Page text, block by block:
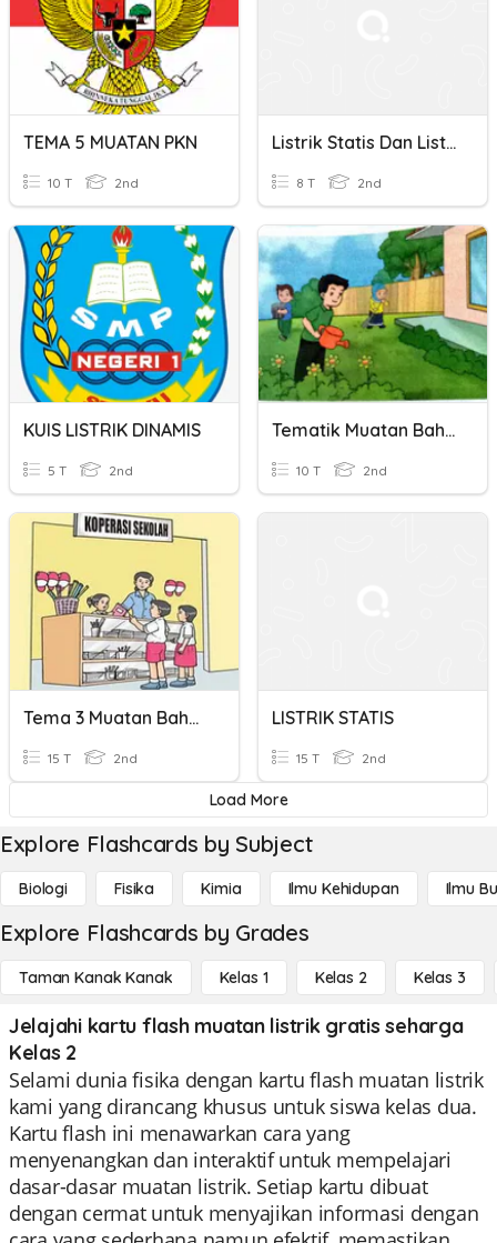
TEMA 5 MUATAN PKN
10 T 2nd
Listrik Statis Dan Listrik Dinamis
8 T 2nd
KUIS LISTRIK DINAMIS
5 T 2nd
Tematik Muatan Bahasa Indonesia
10 T 2nd
Tema 3 Muatan Bahasa Indonesia
15 T 2nd
LISTRIK STATIS
15 T 2nd
Load More
Explore Flashcards by Subject
Biologi Fisika Kimia Ilmu Kehidupan Ilmu
Explore Flashcards by Grades
Taman Kanak Kanak Kelas 1 Kelas 2 Kelas 3
Jelajahi kartu flash muatan listrik gratis seharga
Kelas 2
Selami dunia fisika dengan kartu flash muatan listrik
kami yang dirancang khusus untuk siswa kelas dua.
Kartu flash ini menawarkan cara yang
menyenangkan dan interaktif untuk mempelajari
dasar-dasar muatan listrik. Setiap kartu dibuat
dengan cermat untuk menyajikan informasi dengan